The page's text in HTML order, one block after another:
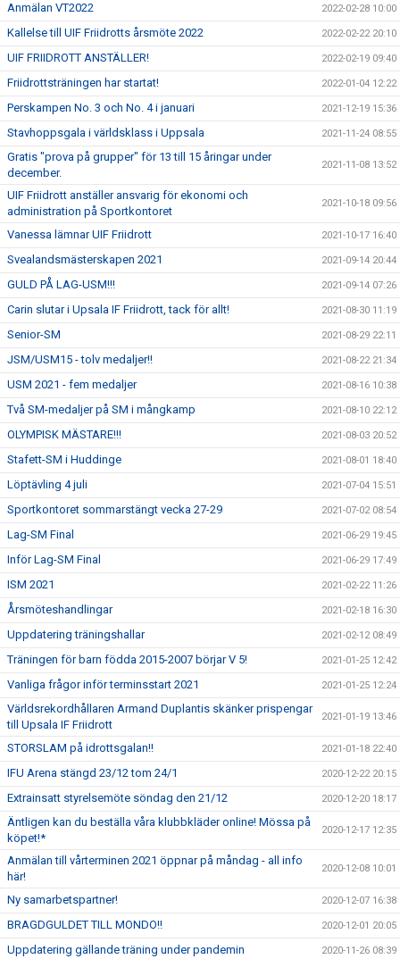
Anmälan VT2022 2022-02-28 10:00
Kallelse till UIF Friidrotts årsmöte 2022 2022-02-22 20:10
UIF FRIIDROTT ANSTÄLLER! 2022-02-19 09:40
Friidrottsträningen har startat! 2022-01-04 12:22
Perskampen No. 3 och No. 4 i januari 2021-12-19 15:36
Stavhoppsgala i världsklass i Uppsala 2021-11-24 08:55
Gratis "prova på grupper" för 13 till 15 åringar under
december.
2021-11-08 13:52
UIF Friidrott anställer ansvarig för ekonomi och
administration på Sportkontoret
2021-10-18 09:56
Vanessa lämnar UIF Friidrott 2021-10-17 16:40
Svealandsmästerskapen 2021 2021-09-14 20:44
GULD PÅ LAG-USM!!! 2021-09-14 07:26
Carin slutar i Upsala IF Friidrott, tack för allt! 2021-08-30 11:19
Senior-SM 2021-08-29 22:11
JSM/USM15 - tolv medaljer!! 2021-08-22 21:34
USM 2021 - fem medaljer 2021-08-16 10:38
Två SM-medaljer på SM i mångkamp 2021-08-10 22:12
OLYMPISK MÄSTARE!!! 2021-08-03 20:52
Stafett-SM i Huddinge 2021-08-01 18:40
Löptävling 4 juli 2021-07-04 15:51
Sportkontoret sommarstängt vecka 27-29 2021-07-02 08:54
Lag-SM Final 2021-06-29 19:45
Inför Lag-SM Final 2021-06-29 17:49
ISM 2021 2021-02-22 11:26
Årsmöteshandlingar 2021-02-18 16:30
Uppdatering träningshallar 2021-02-12 08:49
Träningen för barn födda 2015-2007 börjar V 5! 2021-01-25 12:42
Vanliga frågor inför terminsstart 2021 2021-01-25 12:24
Världsrekordhållaren Armand Duplantis skänker prispengar
till Upsala IF Friidrott
2021-01-19 13:46
STORSLAM på idrottsgalan!! 2021-01-18 22:40
IFU Arena stängd 23/12 tom 24/1 2020-12-22 20:15
Extrainsatt styrelsemöte söndag den 21/12 2020-12-20 18:17
Äntligen kan du beställa våra klubbkläder online! Mössa på
köpet!*
2020-12-17 12:35
Anmälan till vårterminen 2021 öppnar på måndag - all info
här!
2020-12-08 10:01
Ny samarbetspartner! 2020-12-07 16:38
BRAGDGULDET TILL MONDO!! 2020-12-01 20:05
Uppdatering gällande träning under pandemin 2020-11-26 08:39